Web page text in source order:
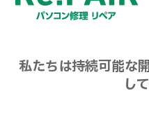
私たちは持続可能な
し